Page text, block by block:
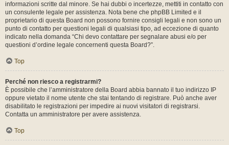
informazioni scritte dal minore. Se hai dubbi o incertezze, mettiti in contatto con
un consulente legale per assistenza. Nota bene che phpBB Limited e il
proprietario di questa Board non possono fornire consigli legali e non sono un
punto di contatto per questioni legali di qualsiasi tipo, ad eccezione di quanto
indicato nella domanda “Chi devo contattare per segnalare abusi e/o per
questioni d’ordine legale concernenti questa Board?”.
Top
Perché non riesco a registrarmi?
È possibile che l’amministratore della Board abbia bannato il tuo indirizzo IP
oppure vietato il nome utente che stai tentando di registrare. Può anche aver
disabilitato le registrazioni per impedire ai nuovi visitatori di registrarsi.
Contatta un amministratore per avere assistenza.
Top